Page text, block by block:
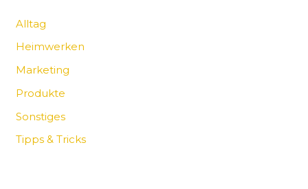
Alltag
Heimwerken
Marketing
Produkte
Sonstiges
Tipps & Tricks